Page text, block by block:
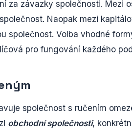
za závazky společnosti. Mezi
Naopak mezi
společnost. Volba vhodné
pro fungování každého
společnost s ručením
obchodní společnosti,